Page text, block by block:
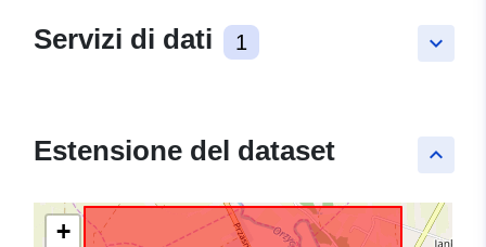
keyboard_arrow_down
Servizi di dati 1
keyboard_arrow_up
Estensione del dataset
+